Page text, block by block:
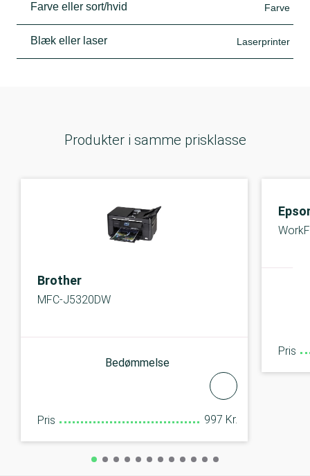
Farve eller sort/hvid Farve
Blæk eller laser Laserprinter
Produkter i samme prisklasse
Brother
MFC-J5320DW
Bedømmelse
Pris 997 Kr.
Pris